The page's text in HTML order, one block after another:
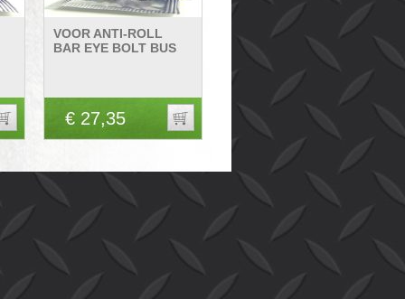
VOOR ANTI-ROLL
BAR EYE BOLT BUS
€ 27,35